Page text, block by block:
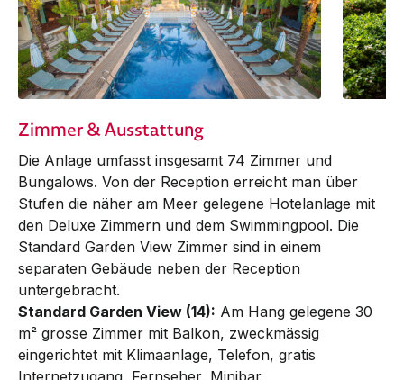
Zimmer & Ausstattung
Die Anlage umfasst insgesamt 74 Zim­mer und
Bungalows. Von der Reception erreicht man über
Stufen die näher am Meer gelegene Hotelanlage mit
den Deluxe Zimmern und dem Swimmingpool. Die
Standard Garden View Zimmer sind in einem
separaten Gebäude neben der Reception
untergebracht.
Standard Garden View (14): Am Hang gelegene 30
m² grosse Zimmer mit Balkon, zweckmässig
eingerichtet mit Klima­anlage, Telefon, gratis
Internetzugang, Fernseher, Minibar,